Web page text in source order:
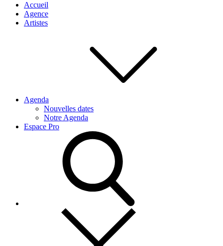
Accueil
Agence
Artistes
Agenda
Nouvelles dates
Notre Agenda
Espace Pro